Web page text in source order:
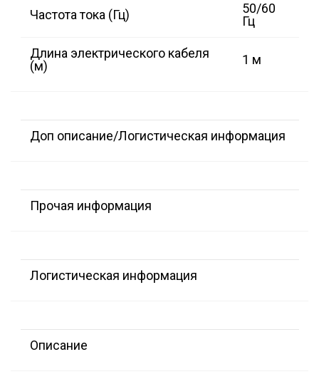
Частота тока (Гц)
50/60
Гц
Длина электрического кабеля
(м)
1 м
Доп описание/Логистическая информация
Прочая информация
Логистическая информация
Описание